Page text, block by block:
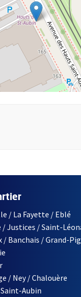
obligatoire)
À LA LETTRE
/ La Fayette / Eblé
/ Justices / Saint-
/ Banchais / Grand-
/ Ney / Chalouère
Aubin